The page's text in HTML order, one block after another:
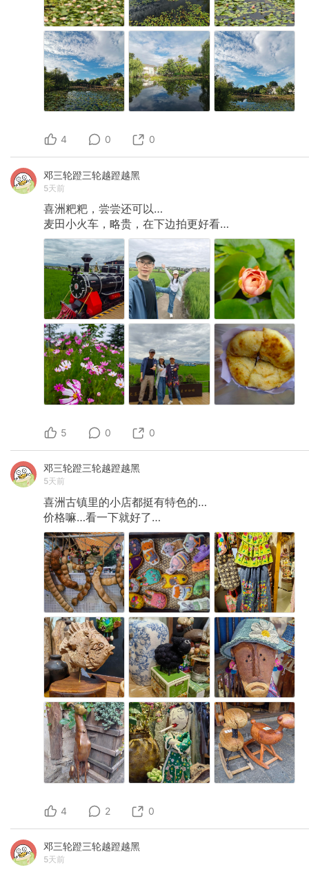
4 0 0
邓三轮蹬三轮越蹬越黑
5天前
喜洲粑粑，尝尝还可以…
麦田小火车，略贵，在下边拍更好看…
5 0 0
邓三轮蹬三轮越蹬越黑
5天前
喜洲古镇里的小店都挺有特色的…
价格嘛…看一下就好了…
4 2 0
邓三轮蹬三轮越蹬越黑
5天前